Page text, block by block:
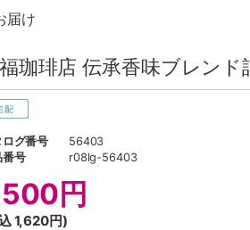
届け
珈琲店 伝承香味ブレン
ログ番号
56403
番号
r08lg-56403
円
1,620円)